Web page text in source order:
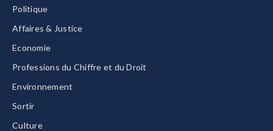
Politique
Affaires & Justice
Economie
Professions du Chiffre et du Droit
Environnement
Sortir
Culture